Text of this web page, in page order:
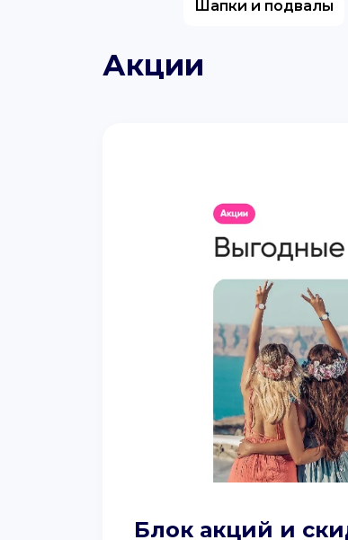
Шапки и подвалы
Акции
Блок акций и